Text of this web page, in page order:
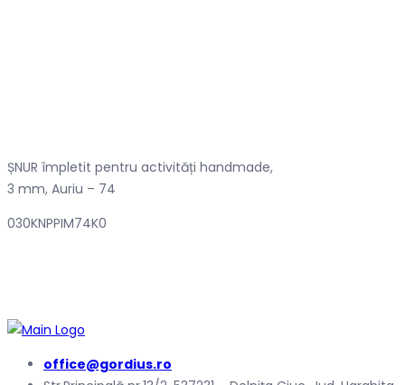
ȘNUR împletit pentru activități handmade,
3 mm, Auriu – 74
030KNPPIM74K0
office@gordius.ro